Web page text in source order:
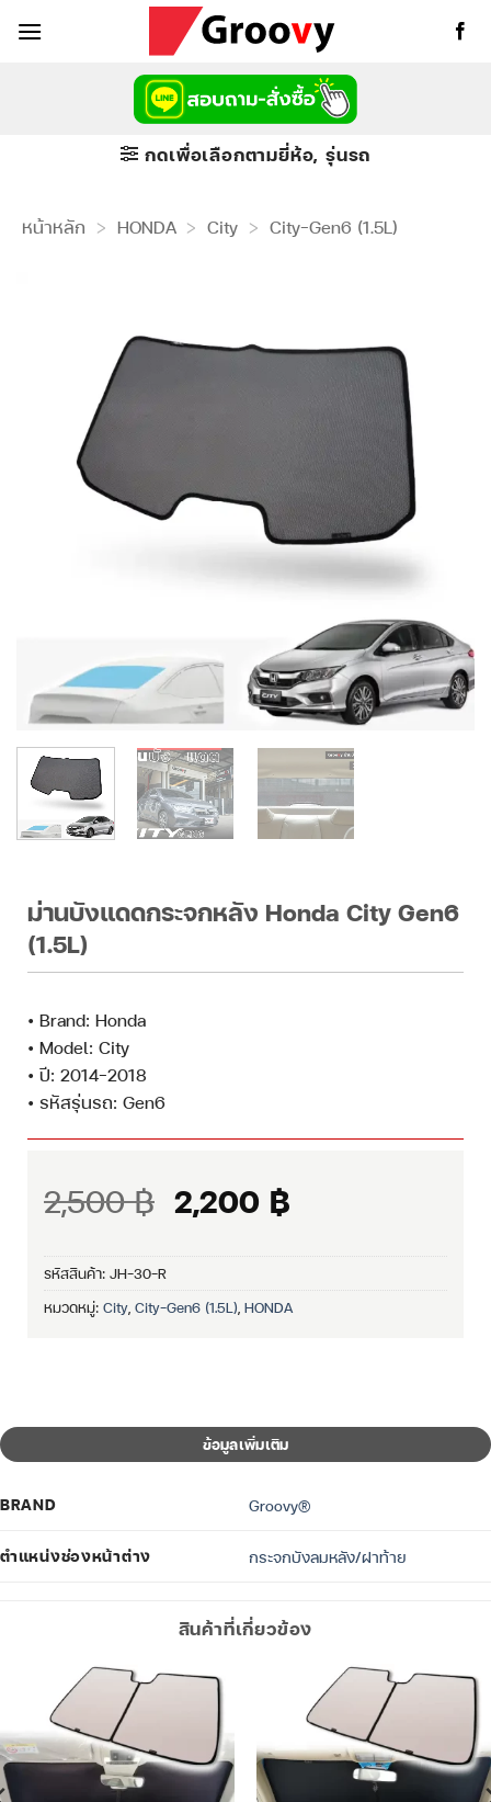
กดเพื่อเลือกตามยี่ห้อ, รุ่นรถ
หน้าหลัก > HONDA > City > City-Gen6 (1.5L)
ม่านบังแดดกระจกหลัง Honda City Gen6
(1.5L)
• Brand: Honda
• Model: City
• ปี: 2014–2018
• รหัสรุ่นรถ: Gen6
2,500฿ Original
price
was:
2,500 ฿.
2,200 ฿Current
is:
2,200 ฿.
รหัสสินค้า: JH-30-R
หมวดหมู่: City, City-Gen6 (1.5L), HONDA
ข้อมูลเพิ่มเติม
BRAND Groovy®
ตำแหน่งช่องหน้าต่าง กระจกบังลมหลัง/ฝาท้าย
สินค้าที่เกี่ยวข้อง